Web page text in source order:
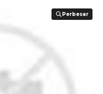
Perbesar
Perbesar